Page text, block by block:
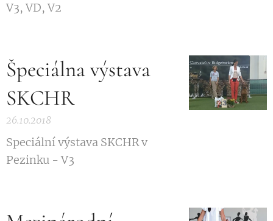
V3, VD, V2
Špeciálna výstava
SKCHR
26.10.2018
Speciální výstava SKCHR v
Pezinku - V3